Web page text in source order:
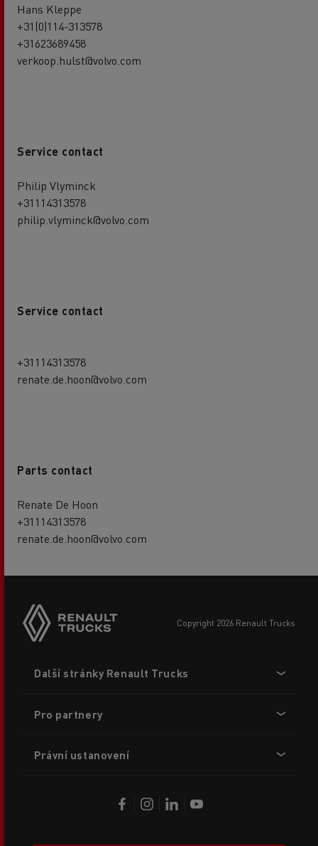
Hans Kleppe
+31(0)114-313578
+31623689458
verkoop.hulst@volvo.com
Service contact
Philip Vlyminck
+31114313578
philip.vlyminck@volvo.com
Service contact
+31114313578
renate.de.hoon@volvo.com
Parts contact
Renate De Hoon
+31114313578
renate.de.hoon@volvo.com
copyright 2026 Renault Trucks
menu
Další stránky Renault Trucks
Pro partnery
Právní ustanovení